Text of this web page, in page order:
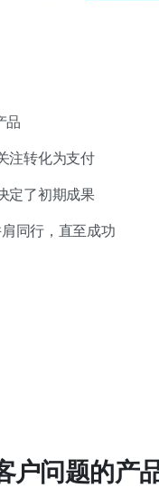
品
注转化为支付
定了初期成果
同行，直至成功
户问题的产